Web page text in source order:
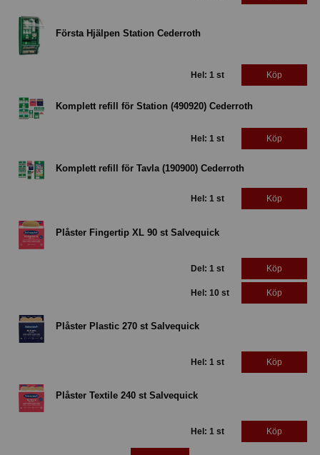
Första Hjälpen Station Cederroth
Hel: 1 st Köp
Komplett refill för Station (490920) Cederroth
Hel: 1 st Köp
Komplett refill för Tavla (190900) Cederroth
Hel: 1 st Köp
Plåster Fingertip XL 90 st Salvequick
Del: 1 st Köp
Hel: 10 st Köp
Plåster Plastic 270 st Salvequick
Hel: 1 st Köp
Plåster Textile 240 st Salvequick
Hel: 1 st Köp